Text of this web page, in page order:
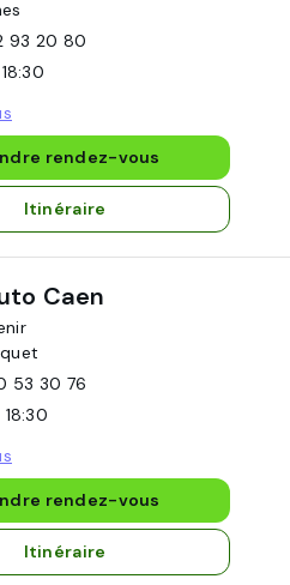
93 20 80
rendez-vous
Itinéraire
Caen
53 30 76
rendez-vous
Itinéraire